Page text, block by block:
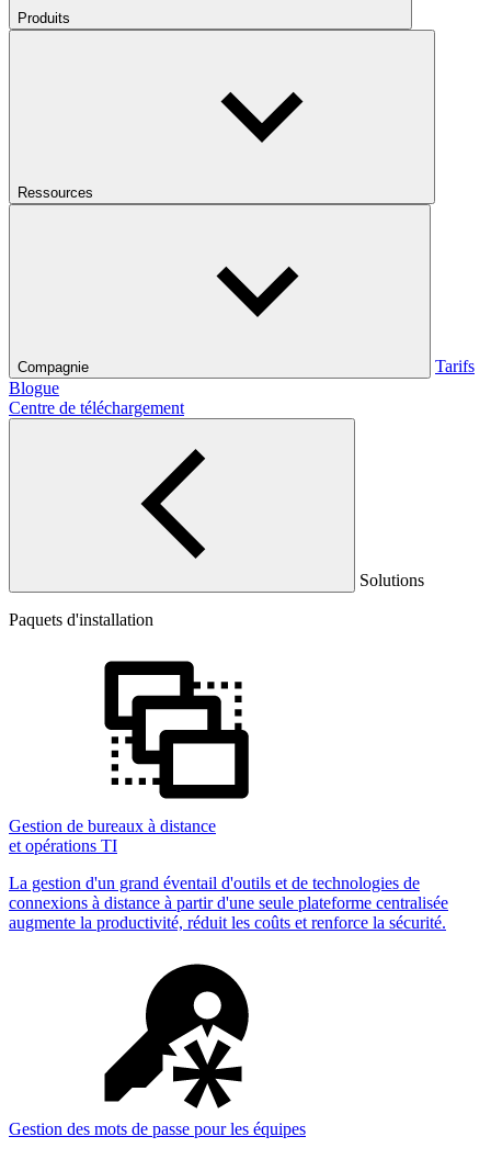
Produits
Ressources
Compagnie
Tarifs
Blogue
Centre de téléchargement
Solutions
Paquets d'installation
Gestion de bureaux à distance
et opérations TI
La gestion d'un grand éventail d'outils et de technologies de
connexions à distance à partir d'une seule plateforme centralisée
augmente la productivité, réduit les coûts et renforce la sécurité.
Gestion des mots de passe pour les équipes